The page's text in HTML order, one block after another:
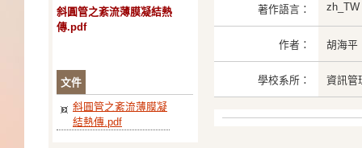
斜圓管之紊流薄膜凝結熱
傳.pdf
文件
斜圓管之紊流薄膜凝
結熱傳.pdf
著作語言： zh_TW
作者： 胡海平
學校系所： 資訊管